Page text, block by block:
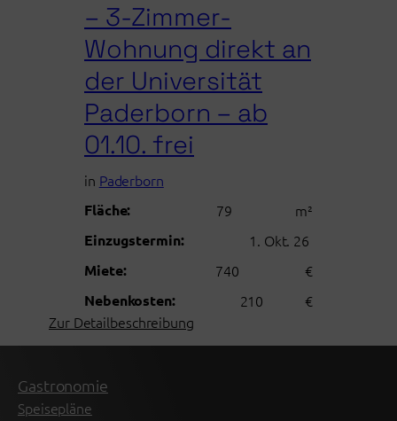
in
Lippstadt
– 3-Zimmer-
Wohnung direkt an
der Universität
Paderborn – ab
01.10. frei
in Paderborn
Fläche: 79 m²
Einzugstermin: 1. Okt. 26
Miete: 740 €
Nebenkosten: 210
€
Zur Detailbeschreibung:
Perfekt
Gastronomie
Speisepläne